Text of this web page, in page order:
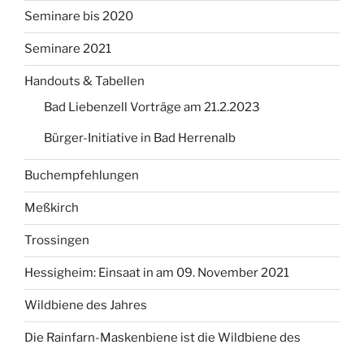
Seminare bis 2020
Seminare 2021
Handouts & Tabellen
Bad Liebenzell Vorträge am 21.2.2023
Bürger-Initiative in Bad Herrenalb
Buchempfehlungen
Meßkirch
Trossingen
Hessigheim: Einsaat in am 09. November 2021
Wildbiene des Jahres
Die Rainfarn-Maskenbiene ist die Wildbiene des